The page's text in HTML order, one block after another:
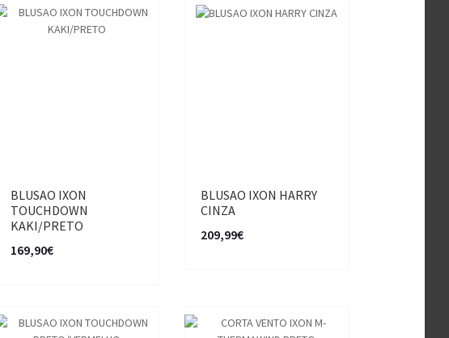
BLUSAO IXON
TOUCHDOWN
KAKI/PRETO
169,90€
BLUSAO IXON HARRY
CINZA
209,99€